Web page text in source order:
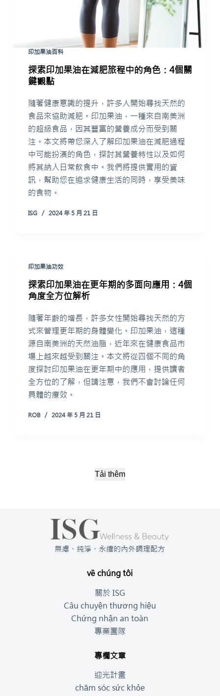
印加果油百科
探索印加果油在減肥旅程中的角色：4個關
鍵觀點
隨著健康意識的提升，許多人開始尋找天然的
食品來協助減肥。印加果油，一種來自南美洲
的超級食品，因其豐富的營養成分而受到關
注。本文將帶您深入了解印加果油在減肥過程
中可能扮演的角色，探討其營養特性以及如何
將其納入日常飲食中。我們將提供實用的資
訊，幫助您在追求健康生活的同時，享受美味
的食物。
ISG 2024 年 5 月 21 日
印加果油功效
探索印加果油在更年期的多面向應用：4個
角度全方位解析
隨著年齡的增長，許多女性開始尋找天然的方
式來管理更年期的身體變化。印加果油，這種
源自南美洲的天然油脂，近年來在健康食品市
場上越來越受到關注。本文將從四個不同的角
度探討印加果油在更年期中的應用，提供讀者
全方位的了解，但請注意，我們不會討論任何
具體的療效。
ROB 2024 年 5 月 21 日
Tải thêm
無慮、純淨、永續的內外調理配方
về chúng tôi
關於 ISG
Câu chuyện thương hiệu
Chứng nhận an toàn
專業團隊
專欄文章
迎光計畫
chăm sóc sức khỏe